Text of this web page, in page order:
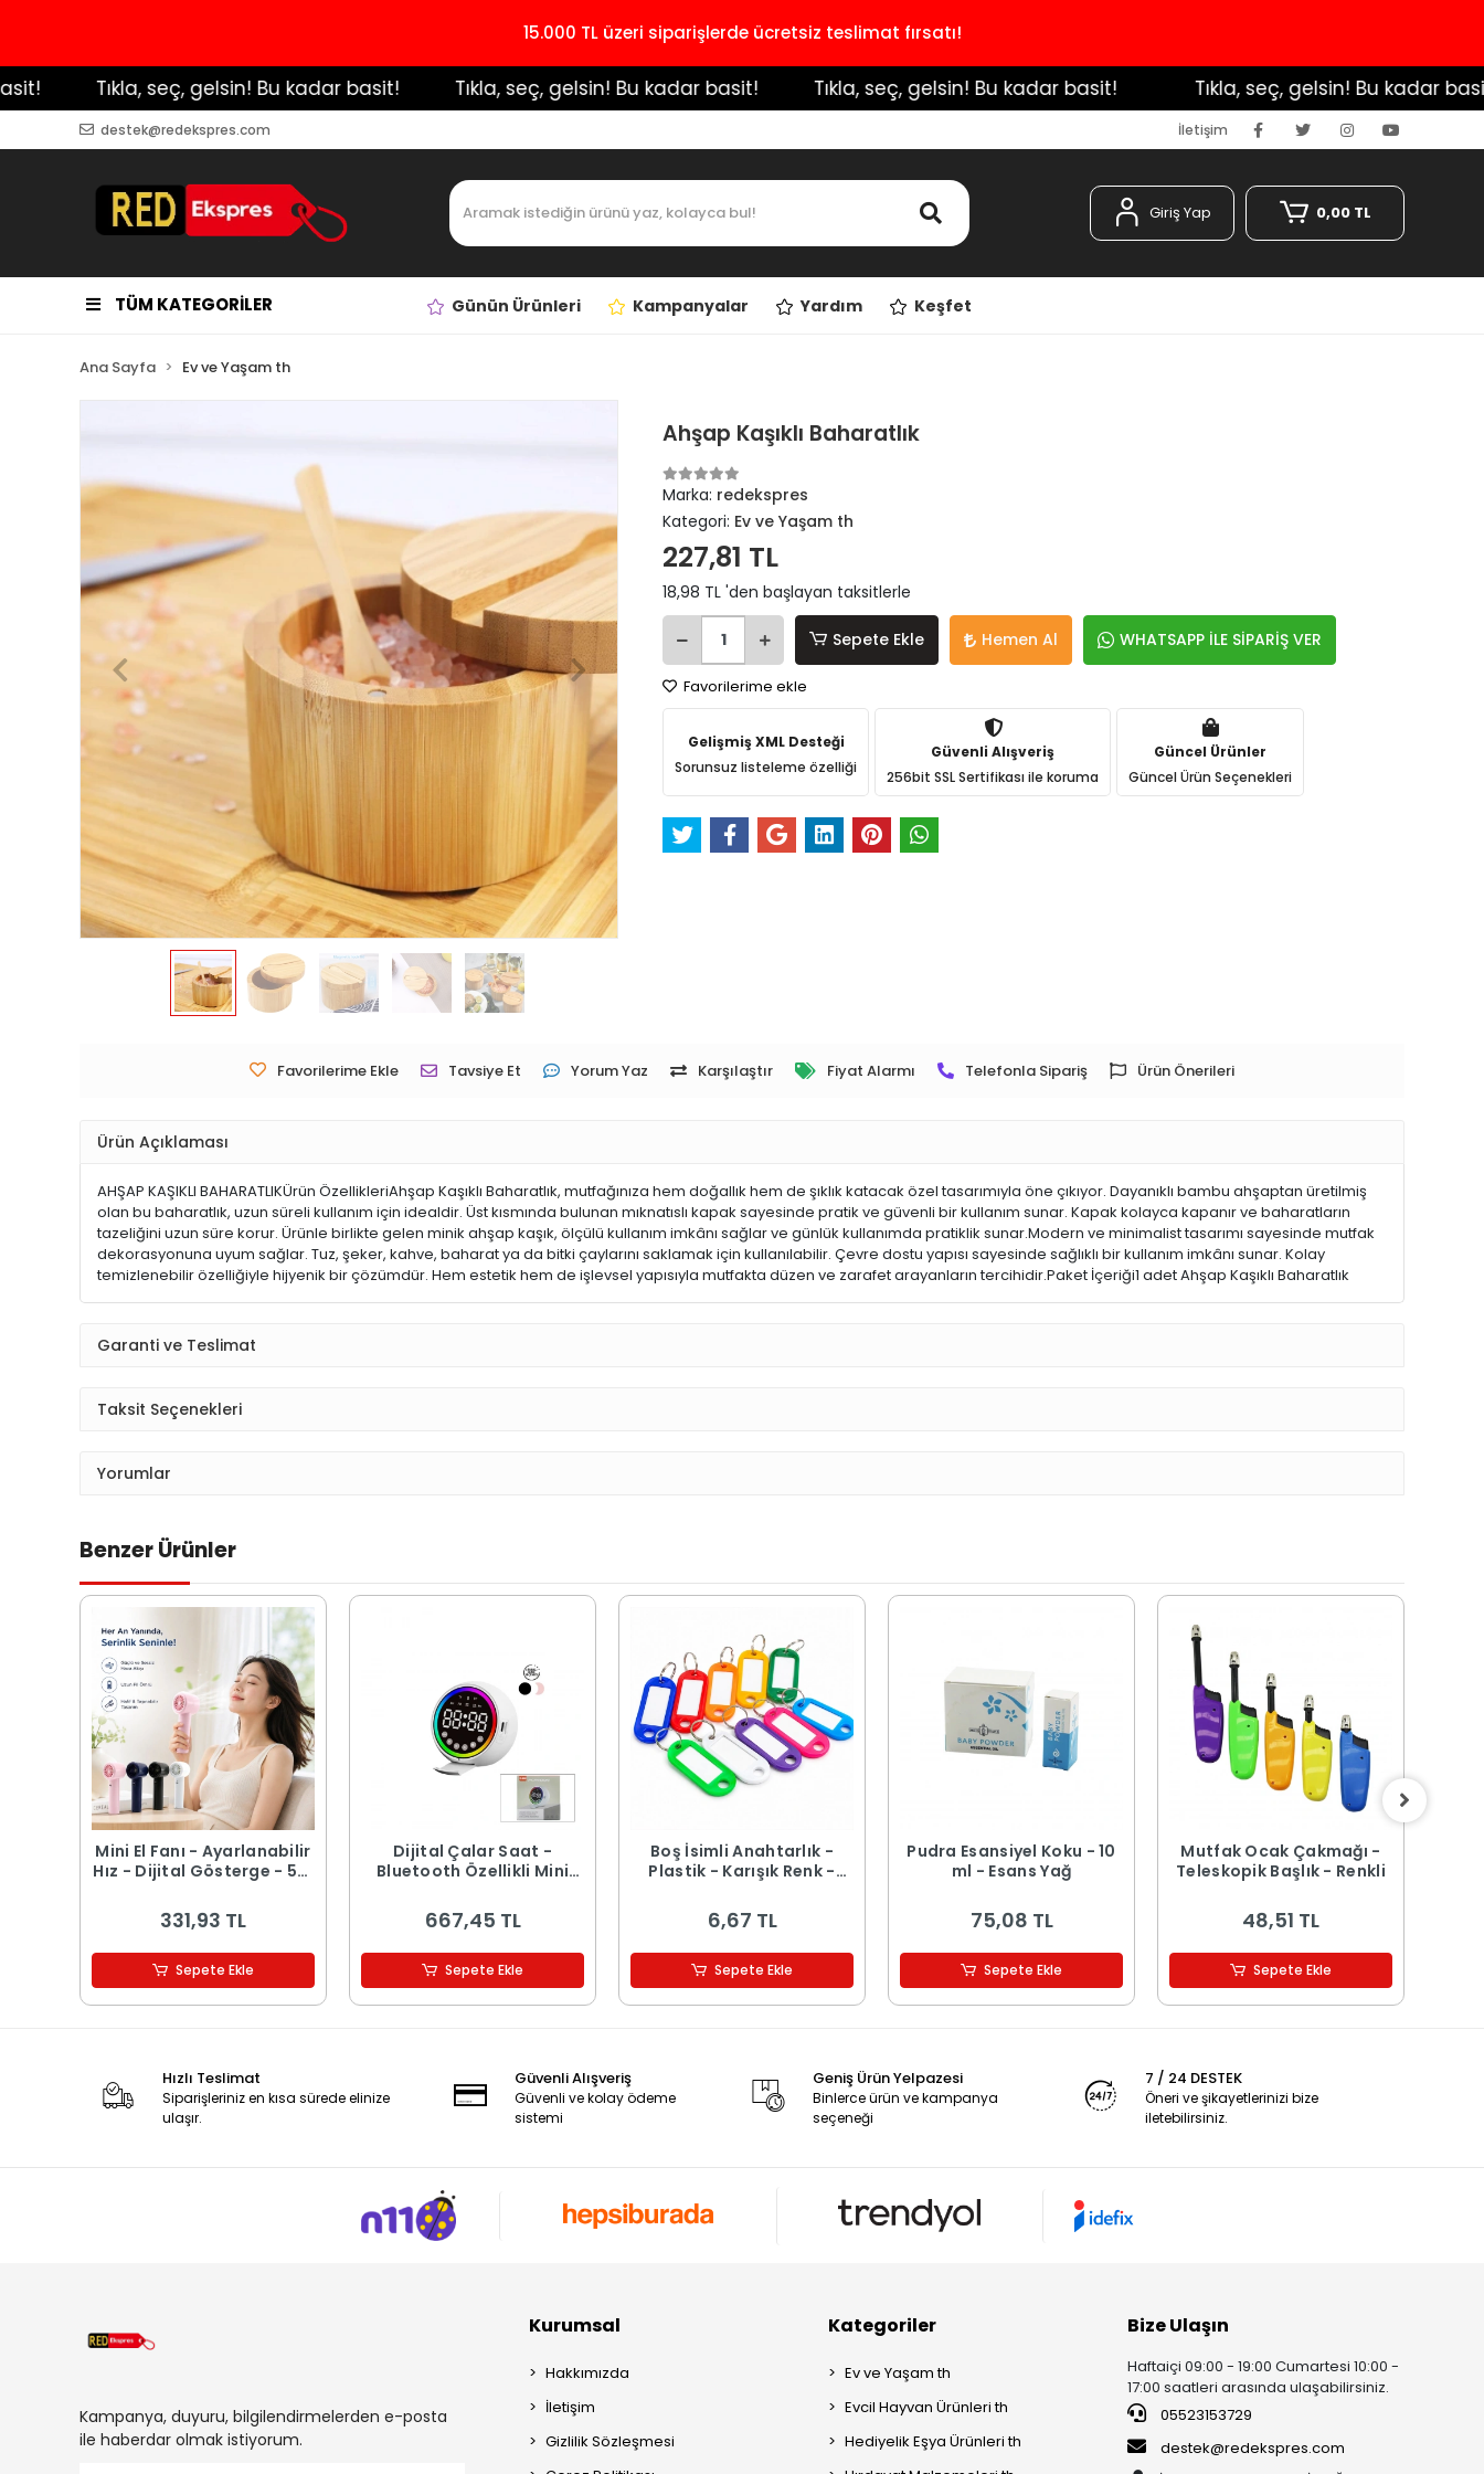
15.000 TL üzeri siparişlerde ücretsiz teslimat fırsatı!
️ Tıkla, seç, gelsin! Bu kadar basit! ️ Tıkla, seç, gelsin! Bu kadar basit! ️ Tıkla, seç, gelsin! Bu kadar basit! ️ Tıkla, seç, gelsin! Bu kadar basit!
destek@redekspres.com İletişim
Giriş Yap 0,00 TL
TÜM KATEGORİLER Günün Ürünleri Kampanyalar Yardım Keşfet
Ana Sayfa Ev ve Yaşam th
Ahşap Kaşıklı Baharatlık
Marka: redekspres
Kategori: Ev ve Yaşam th
227,81 TL
18,98 TL 'den başlayan taksitlerle
Sepete Ekle Hemen Al WHATSAPP İLE SİPARİŞ VER
Favorilerime ekle
Gelişmiş XML Desteği
Sorunsuz listeleme özelliği
Güvenli Alışveriş
256bit SSL Sertifikası ile koruma
Güncel Ürünler
Güncel Ürün Seçenekleri
Favorilerime Ekle Tavsiye Et Yorum Yaz Karşılaştır Fiyat Alarmı Telefonla Sipariş Ürün Önerileri
Ürün Açıklaması
AHŞAP KAŞIKLI BAHARATLIKÜrün ÖzellikleriAhşap Kaşıklı Baharatlık, mutfağınıza hem doğallık hem de şıklık katacak özel tasarımıyla öne çıkıyor. Dayanıklı bambu ahşaptan üretilmiş
olan bu baharatlık, uzun süreli kullanım için idealdir. Üst kısmında bulunan mıknatıslı kapak sayesinde pratik ve güvenli bir kullanım sunar. Kapak kolayca kapanır ve baharatların
tazeliğini uzun süre korur. Ürünle birlikte gelen minik ahşap kaşık, ölçülü kullanım imkânı sağlar ve günlük kullanımda pratiklik sunar.Modern ve minimalist tasarımı sayesinde mutfak
dekorasyonuna uyum sağlar. Tuz, şeker, kahve, baharat ya da bitki çaylarını saklamak için kullanılabilir. Çevre dostu yapısı sayesinde sağlıklı bir kullanım imkânı sunar. Kolay
temizlenebilir özelliğiyle hijyenik bir çözümdür. Hem estetik hem de işlevsel yapısıyla mutfakta düzen ve zarafet arayanların tercihidir.Paket İçeriği1 adet Ahşap Kaşıklı Baharatlık
Garanti ve Teslimat
Taksit Seçenekleri
Yorumlar
Benzer Ürünler
Mini El Fanı - Ayarlanabilir
Hız - Dijital Gösterge - 5W
331,93 TL
Sepete Ekle
Dijital Çalar Saat -
Bluetooth Özellikli Mini
Işıklı
667,45 TL
Sepete Ekle
Boş İsimli Anahtarlık -
Plastik - Karışık Renk -
6,67 TL
Sepete Ekle
Pudra Esansiyel Koku - 10
ml - Esans Yağ
75,08 TL
Sepete Ekle
Mutfak Ocak Çakmağı -
Teleskopik Başlık - Renkli
48,51 TL
Sepete Ekle
Hızlı Teslimat
Siparişleriniz en kısa sürede elinize
ulaşır.
Güvenli Alışveriş
Güvenli ve kolay ödeme
sistemi
Geniş Ürün Yelpazesi
Binlerce ürün ve kampanya
seçeneği
7 / 24 DESTEK
Öneri ve şikayetlerinizi bize
iletebilirsiniz.
Kampanya, duyuru, bilgilendirmelerden e-posta
ile haberdar olmak istiyorum.
Kurumsal
Hakkımızda
İletişim
Gizlilik Sözleşmesi
Kategoriler
Ev ve Yaşam th
Evcil Hayvan Ürünleri th
Hediyelik Eşya Ürünleri th
Bize Ulaşın
Haftaiçi 09:00 - 19:00 Cumartesi 10:00 -
17:00 saatleri arasında ulaşabilirsiniz.
05523153729
destek@redekspres.com